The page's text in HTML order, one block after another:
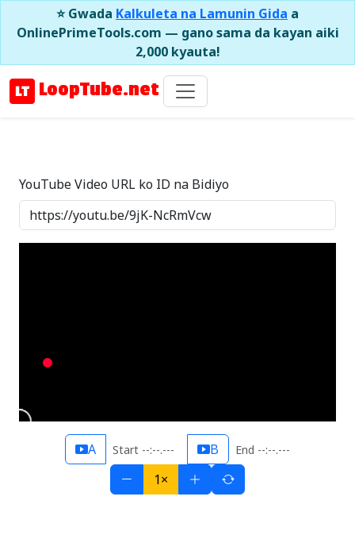
⭐ Gwada Kalkuleta na Lamunin Gida a
OnlinePrimeTools.com — gano sama da kayan aiki
2,000 kyauta!
LoopTube.net
YouTube Video URL ko ID na Bidiyo
A Start --:--.--- B End --:--.---
1×